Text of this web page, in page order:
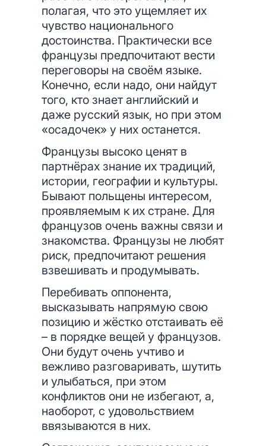
полагая, что это ущемляет их
чувство национального
достоинства. Практически все
французы предпочитают вести
переговоры на своём языке.
Конечно, если надо, они найдут
того, кто знает английский и
даже русский язык, но при этом
«осадочек» у них останется.
Французы высоко ценят в
партнёрах знание их традиций,
истории, географии и культуры.
Бывают польщены интересом,
проявляемым к их стране. Для
французов очень важны связи и
знакомства. Французы не любят
риск, предпочитают решения
взвешивать и продумывать.
Перебивать оппонента,
высказывать напрямую свою
позицию и жёстко отстаивать её
– в порядке вещей у французов.
Они будут очень учтиво и
вежливо разговаривать, шутить
и улыбаться, при этом
конфликтов они не избегают, а,
наоборот, с удовольствием
ввязываются в них.